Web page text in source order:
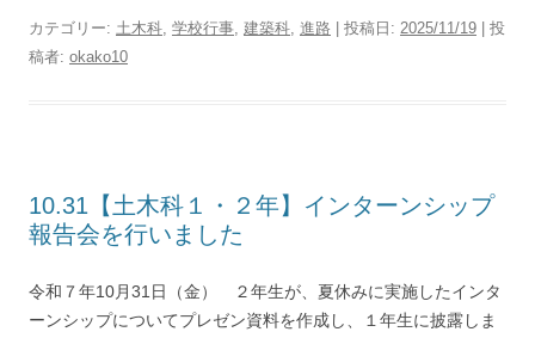
カテゴリー: 土木科, 学校行事, 建築科, 進路 | 投稿日: 2025/11/19
投
稿者: okako10
10.31【土木科１・２年】インターンシップ
報告会を行いました
令和７年10月31日（金） ２年生が、夏休みに実施したインタ
ーンシップについてプレゼン資料を作成し、１年生に披露しま